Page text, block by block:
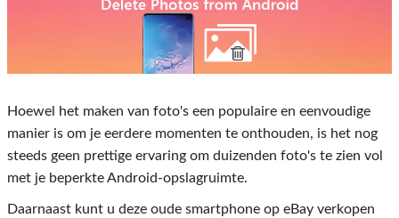
Hoewel het maken van foto's een populaire en eenvoudige
manier is om je eerdere momenten te onthouden, is het nog
steeds geen prettige ervaring om duizenden foto's te zien vol
met je beperkte Android-opslagruimte.
Daarnaast kunt u deze oude smartphone op eBay verkopen